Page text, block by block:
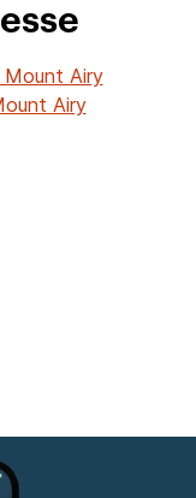
Mount Airy
Airy